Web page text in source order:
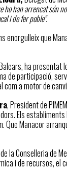
han arrencat
i de fer poble".
enorgulleix que
ha
de participació,
a motor de
, President de
Els
Manacor
la Conselleria de
i de recursos,